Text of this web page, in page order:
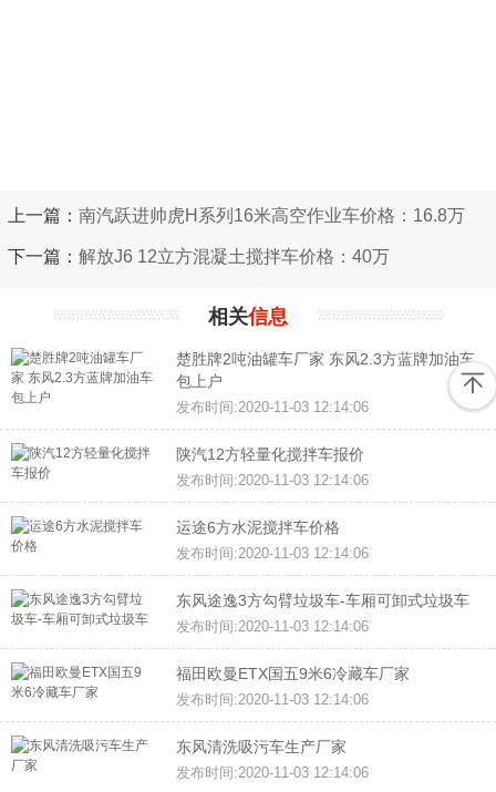
上一篇： 南汽跃进帅虎H系列16米高空作业车价格：16.8万
下一篇： 解放J6 12立方混凝土搅拌车价格：40万
相关信息
楚胜牌2吨油罐车厂家 东风2.3方蓝牌加油车
包上户
发布时间:2020-11-03 12:14:06
陕汽12方轻量化搅拌车报价
发布时间:2020-11-03 12:14:06
运途6方水泥搅拌车价格
发布时间:2020-11-03 12:14:06
东风途逸3方勾臂垃圾车-车厢可卸式垃圾车
发布时间:2020-11-03 12:14:06
福田欧曼ETX国五9米6冷藏车厂家
发布时间:2020-11-03 12:14:06
东风清洗吸污车生产厂家
发布时间:2020-11-03 12:14:06